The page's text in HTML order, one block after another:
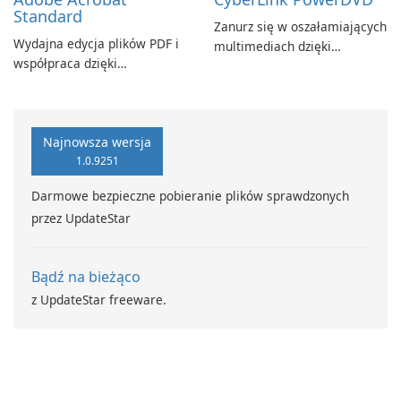
Standard
Wydajna edycja plików PDF i
współpraca dzięki
Zanurz się w oszałamiających
multimediach dzięki
Najnowsza wersja
1.0.9251
Darmowe bezpieczne pobieranie plików sprawdzonych
przez UpdateStar
Bądź na bieżąco
z UpdateStar freeware.